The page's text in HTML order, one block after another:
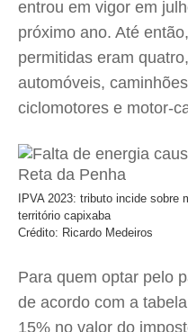
entrou em vigor em
próximo ano. Até
permitidas eram
automóveis,
ciclomotores e motor-
IPVA 2023: tributo incide
território capixaba
Crédito: Ricardo Medeiros
Para quem optar pelo
de acordo com a
15% no valor do